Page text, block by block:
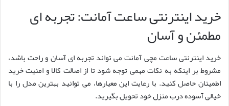
خرید اینترنتی ساعت آمانت: تجربه ای
مطمئن و آسان
خرید اینترنتی ساعت مچی آمانت می تواند تجربه ای آسان و راحت باشد،
مشروط بر اینکه به نکات مهمی توجه شود تا از اصالت کالا و امنیت خرید
اطمینان حاصل کنید. با رعایت این معیارها، می توانید بهترین مدل را با
خیالی آسوده درب منزل خود تحویل بگیرید.